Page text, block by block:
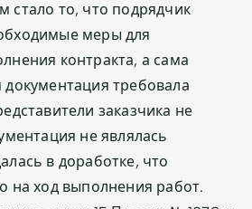
стало то, что подрядчик
меры для
контракта, а сама
требовала
заказчика не
не являлась
в доработке, что
на ход выполнения работ.